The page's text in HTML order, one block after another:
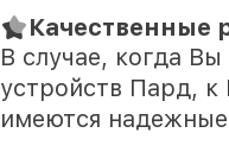
Качественные
В случае, когда
устройств Пард,
имеются